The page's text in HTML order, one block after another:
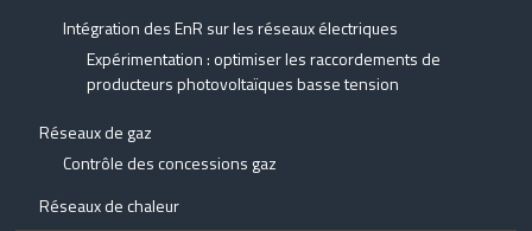
Intégration des EnR sur les réseaux électriques
Expérimentation : optimiser les raccordements de
producteurs photovoltaïques basse tension
Réseaux de gaz
Contrôle des concessions gaz
Réseaux de chaleur